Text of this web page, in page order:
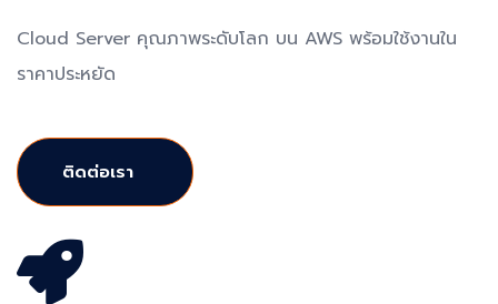
Cloud Server คุณภาพระดับโลก บน AWS พร้อมใช้งานใน
ราคาประหยัด
ติดต่อเรา